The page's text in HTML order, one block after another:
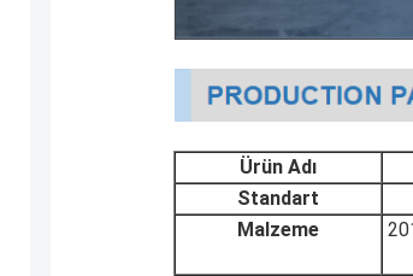
Ürün Adı
Standart
Malzeme